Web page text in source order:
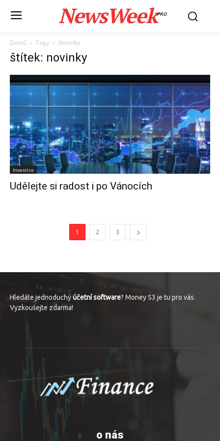
NewsWeekPRO
Domů Tagy Novinky
štítek: novinky
Investice
Udělejte si radost i po Vánocích
1 2 3
Hledáte jednoduchýúčetní software? Money S3 je tu pro vás.
Vyzkoušejte zdarma!
o nás